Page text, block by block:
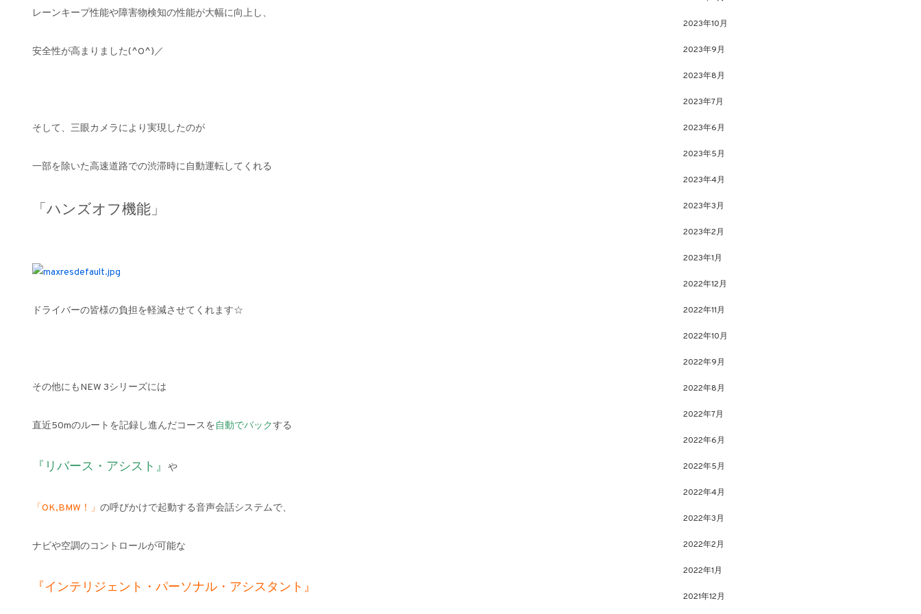
レーンキープ性能や障害物検知の性能が大幅に向上し、
安全性が高まりました(^O^)／
そして、三眼カメラにより実現したのが
一部を除いた高速道路での渋滞時に自動運転してくれる
「ハンズオフ機能」
ドライバーの皆様の負担を軽減させてくれます☆
その他にもNEW 3シリーズには
直近50mのルートを記録し進んだコースを自動でバックする
『リバース・アシスト』 や
「OK,BMW！」 の呼びかけで起動する音声会話システムで、
ナビや空調のコントロールが可能な
『インテリジェント・パーソナル・アシスタント』
2023年10月
2023年9月
2023年8月
2023年7月
2023年6月
2023年5月
2023年4月
2023年3月
2023年2月
2023年1月
2022年12月
2022年11月
2022年10月
2022年9月
2022年8月
2022年7月
2022年6月
2022年5月
2022年4月
2022年3月
2022年2月
2022年1月
2021年12月